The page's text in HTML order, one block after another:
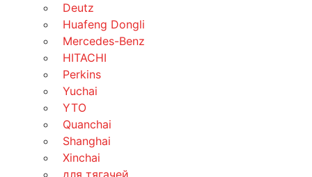
Deutz
Huafeng Dongli
Mercedes-Benz
HITACHI
Perkins
Yuchai
YTO
Quanchai
Shanghai
Xinchai